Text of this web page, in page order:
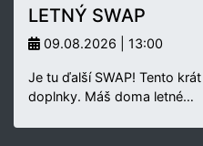
LETNÝ SWAP
09.08.2026 | 13:00
Je tu ďalší SWAP! Tento
doplnky. Máš doma letné…